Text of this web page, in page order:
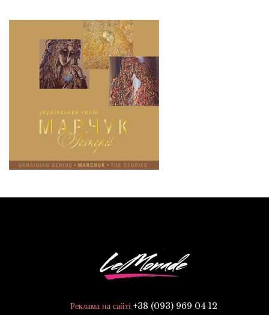
Реклама на сайті +38 (093) 969 04 12